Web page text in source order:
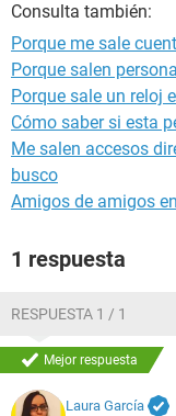
Consulta también:
Porque me sale
Porque salen
Porque sale un reloj
Cómo saber si esta
Me salen accesos
busco
Amigos de amigos
1 respuesta
RESPUESTA 1 / 1
Mejor respuesta
Laura García